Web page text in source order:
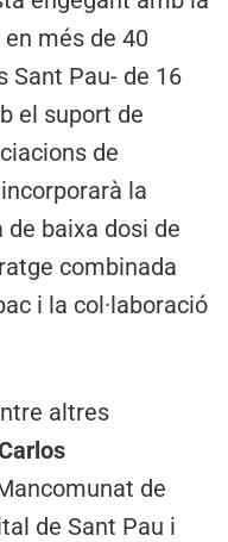
més de 40
Sant Pau- de 16
el suport de
de
la
baixa dosi de
combinada
i la col·laboració
altres
de
de Sant Pau i